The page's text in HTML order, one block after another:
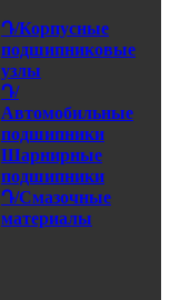
Դ/Корпусные
подшипниковые
узлы
Դ/
Автомобильные
подшипники
Шарнирные
подшипники
Դ/Смазочные
материалы